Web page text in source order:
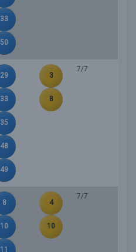
33
50
29
33
35
48
49
3
8
7/7
8
10
11
4
10
7/7